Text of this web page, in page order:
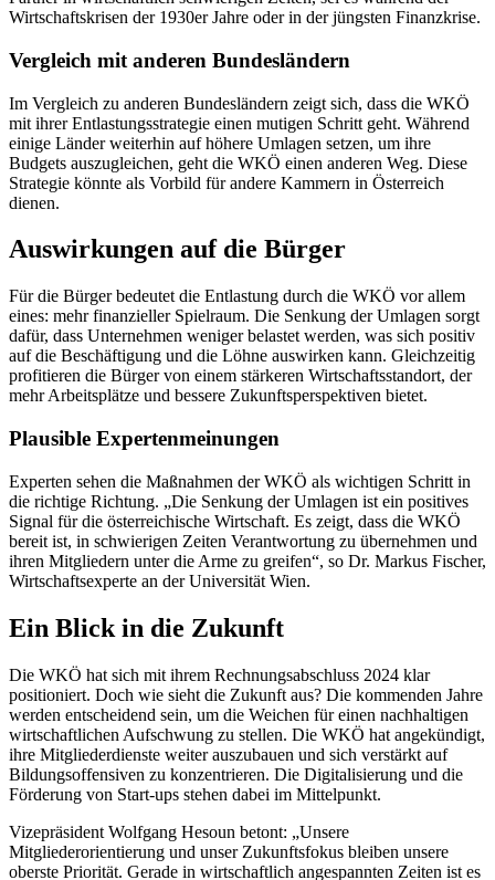
Wirtschaftskrisen der 1930er Jahre oder in der jüngsten Finanzkrise.
Vergleich mit anderen Bundesländern
Im Vergleich zu anderen Bundesländern zeigt sich, dass die WKÖ
mit ihrer Entlastungsstrategie einen mutigen Schritt geht. Während
einige Länder weiterhin auf höhere Umlagen setzen, um ihre
Budgets auszugleichen, geht die WKÖ einen anderen Weg. Diese
Strategie könnte als Vorbild für andere Kammern in Österreich
dienen.
Auswirkungen auf die Bürger
Für die Bürger bedeutet die Entlastung durch die WKÖ vor allem
eines: mehr finanzieller Spielraum. Die Senkung der Umlagen sorgt
dafür, dass Unternehmen weniger belastet werden, was sich positiv
auf die Beschäftigung und die Löhne auswirken kann. Gleichzeitig
profitieren die Bürger von einem stärkeren Wirtschaftsstandort, der
mehr Arbeitsplätze und bessere Zukunftsperspektiven bietet.
Plausible Expertenmeinungen
Experten sehen die Maßnahmen der WKÖ als wichtigen Schritt in
die richtige Richtung. „Die Senkung der Umlagen ist ein positives
Signal für die österreichische Wirtschaft. Es zeigt, dass die WKÖ
bereit ist, in schwierigen Zeiten Verantwortung zu übernehmen und
ihren Mitgliedern unter die Arme zu greifen“, so Dr. Markus Fischer,
Wirtschaftsexperte an der Universität Wien.
Ein Blick in die Zukunft
Die WKÖ hat sich mit ihrem Rechnungsabschluss 2024 klar
positioniert. Doch wie sieht die Zukunft aus? Die kommenden Jahre
werden entscheidend sein, um die Weichen für einen nachhaltigen
wirtschaftlichen Aufschwung zu stellen. Die WKÖ hat angekündigt,
ihre Mitgliederdienste weiter auszubauen und sich verstärkt auf
Bildungsoffensiven zu konzentrieren. Die Digitalisierung und die
Förderung von Start-ups stehen dabei im Mittelpunkt.
Vizepräsident Wolfgang Hesoun betont: „Unsere
Mitgliederorientierung und unser Zukunftsfokus bleiben unsere
oberste Priorität. Gerade in wirtschaftlich angespannten Zeiten ist es